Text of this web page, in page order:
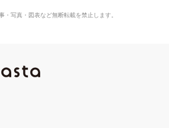
写真・図表など無断転載を禁止します。